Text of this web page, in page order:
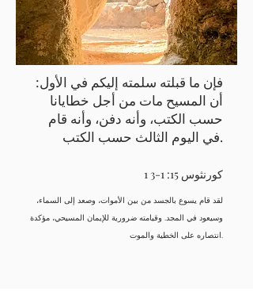
فإن ما قبلته سلمته إليكم في الأول:
أن المسيح مات من أجل خطايانا
حسب الكتب، وأنه دفن، وأنه قام
في اليوم الثالث حسب الكتب.
1 كورنثوس 15: 1-3
لقد قام يسوع بالجسد من بين الأموات، وصعد إلى السماء،
وسيعود في المجد. وقيامته ضرورية للإيمان المسيحي، مؤكدة
انتصاره على الخطية والموت.